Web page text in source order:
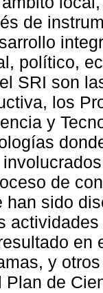
de
político,
SRI son
los
y
de
han sido
en
y
Plan de